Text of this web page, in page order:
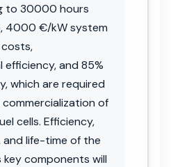
to 30000 hours
4000 €/kW system
costs,
and 85%
which are required
of
cells. Efficiency,
and life-time of the
components will